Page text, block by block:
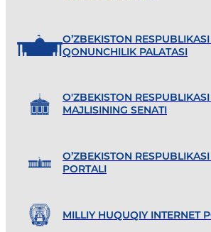
O’ZBEKISTON
QONUNCHILIK PALATASI
O'ZBEKISTON
MAJLISINING SENATI
O’ZBEKISTON
PORTALI
MILLIY HUQUQIY INTERNET